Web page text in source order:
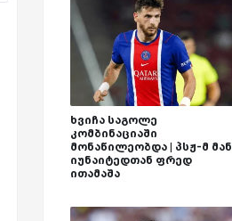
ხვიჩა საგოლე
კომბინაციაში
მონაწილეობდა | პსჟ-მ მან
იუნაიტედთან ფრედ
ითამაშა